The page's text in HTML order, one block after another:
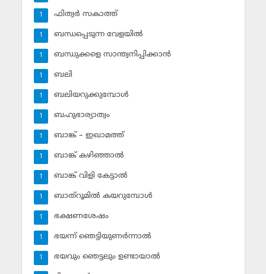
ഫിത്വര്‍ സകാത്ത്‌
1
ബന്ധപ്പെടുന്ന വേളയില്‍
1
ബന്ധുക്കളെ സാന്ത്വനിപ്പിക്കാന്‍
1
ബലി
1
ബലിയറുക്കുമ്പോള്‍
1
ബഹുഭാര്യാത്വം
1
ബാങ്ക് – ഇഖാമത്ത്
1
ബാങ്ക് കഴിഞ്ഞാല്‍
1
ബാങ്ക് വിളി കേട്ടാല്‍
1
ബാത്‌റൂമില്‍ കയറുമ്പോള്‍
1
ഭക്ഷണശേഷം
1
ഭയന്ന് ഞെട്ടിയുണര്‍ന്നാല്‍
1
ഭയവും ഞെട്ടലും ഉണ്ടായാല്‍
1